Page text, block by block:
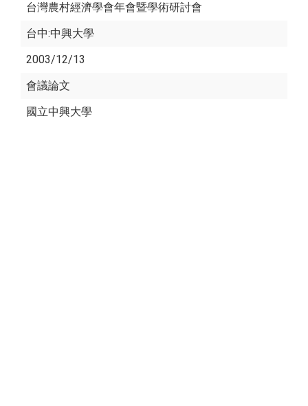
台灣農村經濟學會年會暨學術研討會
台中:中興大學
2003/12/13
會議論文
國立中興大學